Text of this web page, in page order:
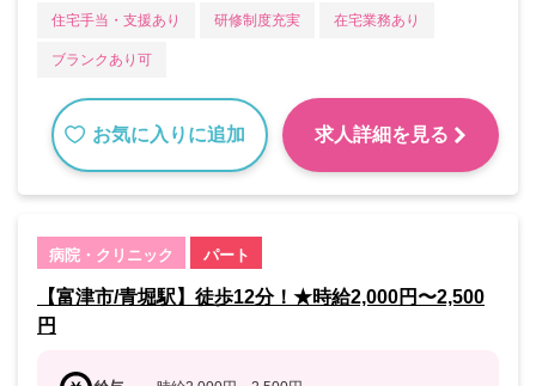
住宅手当・支援あり 研修制度充実 在宅業務あり
ブランクあり可
お気に入りに追加 求人詳細を見る
病院・クリニック パート
【富津市/青堀駅】徒歩12分！★時給2,000円〜2,500
円